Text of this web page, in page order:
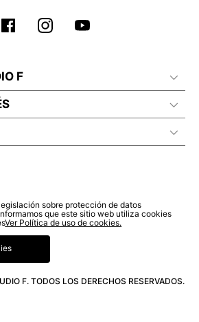
F
F. TODOS LOS DERECHOS RESERVADOS.
sobre protección de datos
que este sitio web utiliza cookies
Ver Política de uso de cookies.